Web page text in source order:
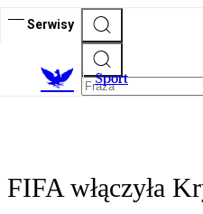
Serwisy
Sport
FIFA włączyła